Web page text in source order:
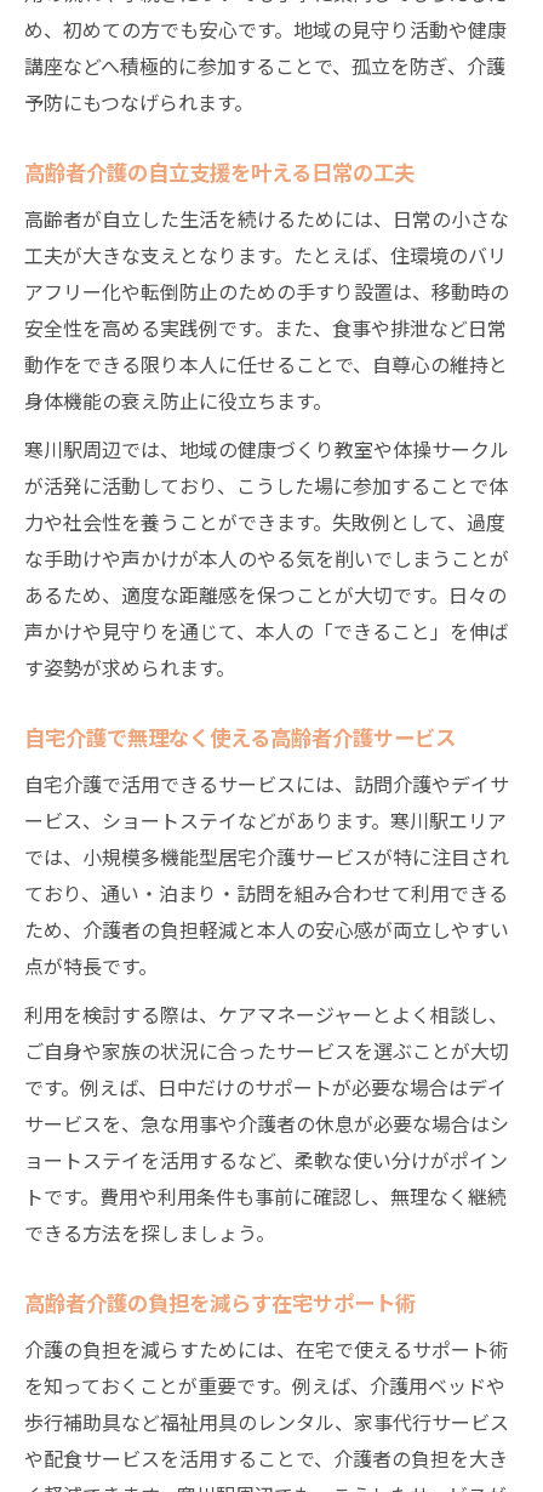
め、初めての方でも安心です。地域の見守り活動や健康
講座などへ積極的に参加することで、孤立を防ぎ、介護
予防にもつなげられます。
高齢者介護の自立支援を叶える日常の工夫
高齢者が自立した生活を続けるためには、日常の小さな
工夫が大きな支えとなります。たとえば、住環境のバリ
アフリー化や転倒防止のための手すり設置は、移動時の
安全性を高める実践例です。また、食事や排泄など日常
動作をできる限り本人に任せることで、自尊心の維持と
身体機能の衰え防止に役立ちます。
寒川駅周辺では、地域の健康づくり教室や体操サークル
が活発に活動しており、こうした場に参加することで体
力や社会性を養うことができます。失敗例として、過度
な手助けや声かけが本人のやる気を削いでしまうことが
あるため、適度な距離感を保つことが大切です。日々の
声かけや見守りを通じて、本人の「できること」を伸ば
す姿勢が求められます。
自宅介護で無理なく使える高齢者介護サービス
自宅介護で活用できるサービスには、訪問介護やデイサ
ービス、ショートステイなどがあります。寒川駅エリア
では、小規模多機能型居宅介護サービスが特に注目され
ており、通い・泊まり・訪問を組み合わせて利用できる
ため、介護者の負担軽減と本人の安心感が両立しやすい
点が特長です。
利用を検討する際は、ケアマネージャーとよく相談し、
ご自身や家族の状況に合ったサービスを選ぶことが大切
です。例えば、日中だけのサポートが必要な場合はデイ
サービスを、急な用事や介護者の休息が必要な場合はシ
ョートステイを活用するなど、柔軟な使い分けがポイン
トです。費用や利用条件も事前に確認し、無理なく継続
できる方法を探しましょう。
高齢者介護の負担を減らす在宅サポート術
介護の負担を減らすためには、在宅で使えるサポート術
を知っておくことが重要です。例えば、介護用ベッドや
歩行補助具など福祉用具のレンタル、家事代行サービス
や配食サービスを活用することで、介護者の負担を大き